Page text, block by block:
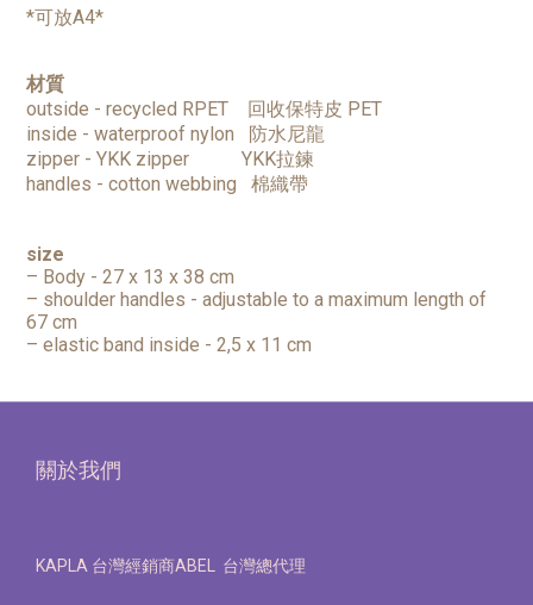
*可放A4*
材質
outside - recycled RPET
回收保特皮 PET
inside - waterproof nylon
防水尼龍
zipper - YKK zipper
YKK拉鍊
handles - cotton webbing
棉織帶
size
– Body - 27 x 13 x 38 cm
– shoulder handles - adjustable to a maximum length of
67 cm
– elastic band inside - 2,5 x 11 cm
關於我們
KAPLA 台灣經銷商ABEL 台灣總代理